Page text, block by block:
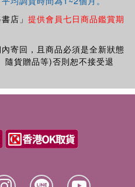
店」 提供會員七日商品鑑賞期
寄回，且商品必須是全新狀態
隨貨贈品等)否則恕不接受退